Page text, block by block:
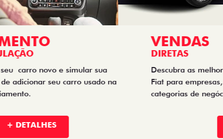
VENDAS
DIRETAS
Descubra as melhores soluções e descontos em um novo
Fiat para empresas, produtores rurais, taxistas e outras
categorias de negócios.